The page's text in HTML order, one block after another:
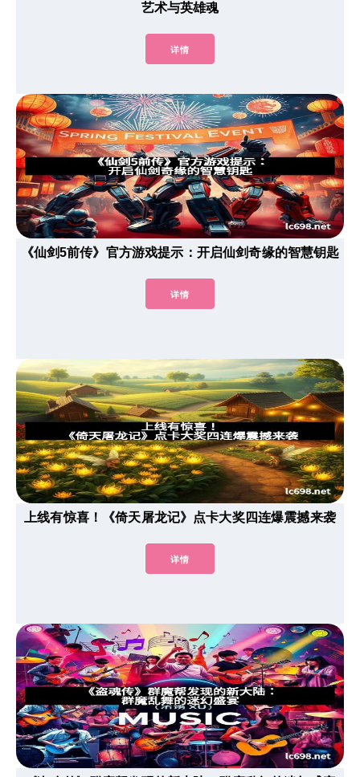
艺术与英雄魂
详情
《仙剑5前传》官方游戏提示：开启仙剑奇缘的智慧钥匙
详情
上线有惊喜！《倚天屠龙记》点卡大奖四连爆震撼来袭
详情